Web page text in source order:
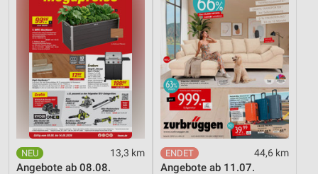
13,3 km
Angebote ab 08.08.
44,6 km
Angebote ab 11.07.